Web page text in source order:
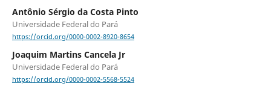
Antônio Sérgio da Costa Pinto
Universidade Federal do Pará
https://orcid.org/0000-0002-8920-8654
Joaquim Martins Cancela Jr
Universidade Federal do Pará
https://orcid.org/0000-0002-5568-5524